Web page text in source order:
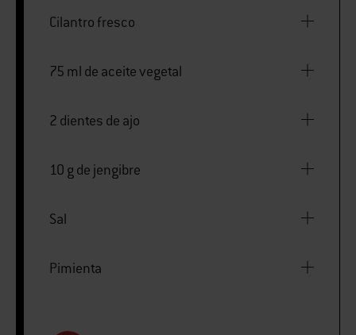
Cilantro fresco
75 ml de aceite vegetal
2 dientes de ajo
10 g de jengibre
Sal
Pimienta